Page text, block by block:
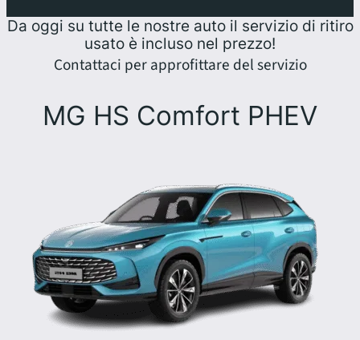
Da oggi su tutte le nostre auto il servizio di ritiro
usato è incluso nel prezzo!
Contattaci per approfittare del servizio
MG HS Comfort PHEV